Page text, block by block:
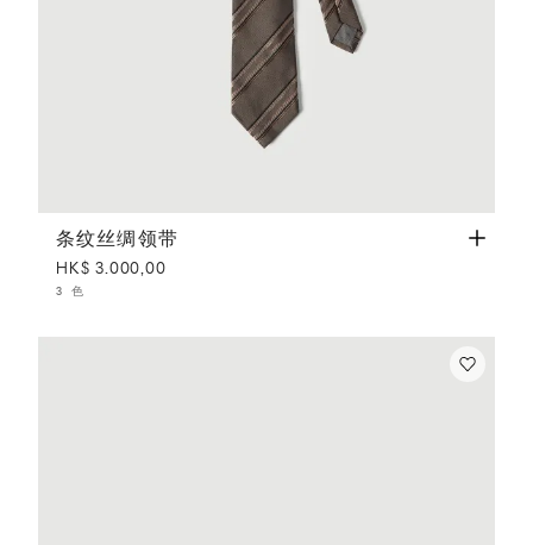
条纹丝绸领带 榛子色
条纹丝绸领带
HK$ 3.000,00
3 色